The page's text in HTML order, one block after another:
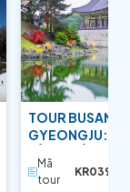
TOUR BUSAN –
GYEONGJU: DI
SILLA
Mã
tour
KR039.05